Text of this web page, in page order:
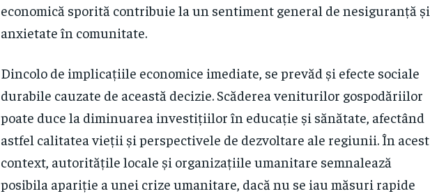
economică sporită contribuie la un sentiment general de nesiguranță și
anxietate în comunitate.
Dincolo de implicațiile economice imediate, se prevăd și efecte sociale
durabile cauzate de această decizie. Scăderea veniturilor gospodăriilor
poate duce la diminuarea investițiilor în educație și sănătate, afectând
astfel calitatea vieții și perspectivele de dezvoltare ale regiunii. În acest
context, autoritățile locale și organizațiile umanitare semnalează
posibila apariție a unei crize umanitare, dacă nu se iau măsuri rapide